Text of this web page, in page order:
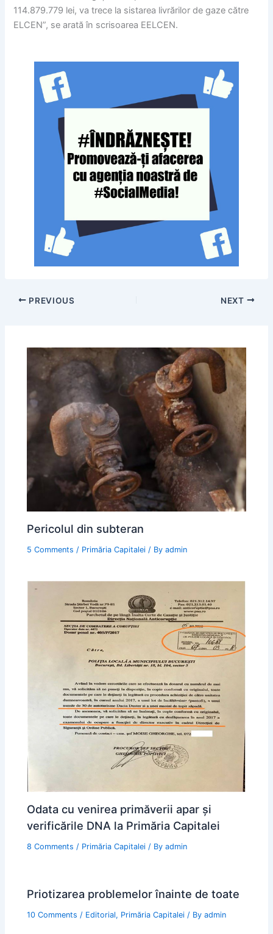
114.879.779 lei, va trece la sistarea livrărilor de gaze către
ELCEN”, se arată în scrisoarea EELCEN.
PREVIOUS NEXT
Pericolul din subteran
5 Comments / Primăria Capitalei / Byadmin
Odata cu venirea primăverii apar şi
verificările DNA la Primăria Capitalei
8 Comments / Primăria Capitalei / Byadmin
Priotizarea problemelor înainte de toate
10 Comments / Editorial, Primăria Capitalei / Byadmin